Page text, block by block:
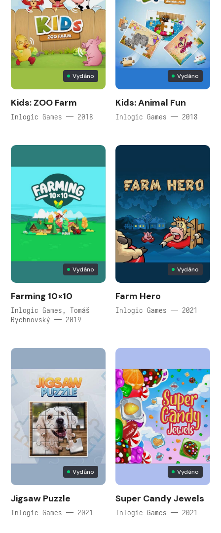
Vydáno
Kids: ZOO Farm
Inlogic Games — 2018
Vydáno
Kids: Animal Fun
Inlogic Games — 2018
Vydáno
Farming 10×10
Inlogic Games, Tomáš
Rychnovský — 2019
Vydáno
Farm Hero
Inlogic Games — 2021
Vydáno
Jigsaw Puzzle
Inlogic Games — 2021
Vydáno
Super Candy Jewels
Inlogic Games — 2021